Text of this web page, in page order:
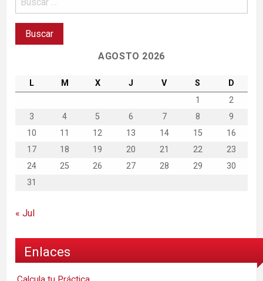
AGOSTO 2026
L M X J V S
D
1
2
3
4 5 6 7 8
9
10
11 12 13 14 15
16
17
18 19 20 21 22
23
24
25 26 27 28 29
30
31
« Jul
Enlaces